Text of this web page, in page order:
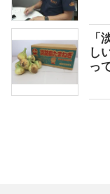
「
し
っ